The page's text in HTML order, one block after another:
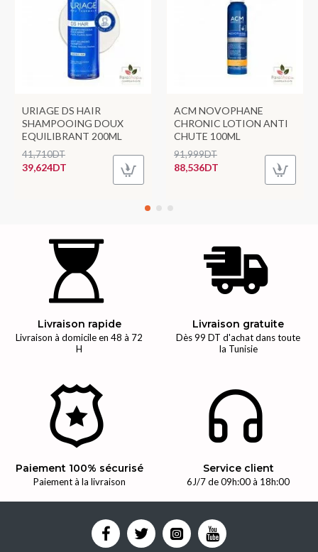
URIAGE DS HAIR
SHAMPOOING DOUX
EQUILIBRANT 200ML
39,624DT
41,710DT
ACM NOVOPHANE
CHRONIC LOTION ANTI
CHUTE 100ML
88,536DT
91,999DT
Livraison rapide
Livraison à domicile en 48 à 72
H
Livraison gratuite
Dès 99 DT d'achat dans toute
la Tunisie
Paiement 100% sécurisé
Paiement à la livraison
Service client
6J/7 de 09h:00 à 18h:00